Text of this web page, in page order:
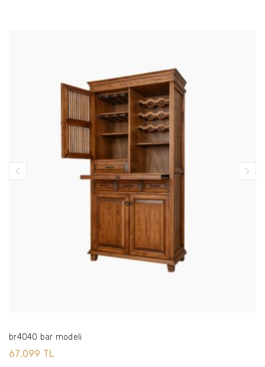
br4040 bar modeli
67,099 TL